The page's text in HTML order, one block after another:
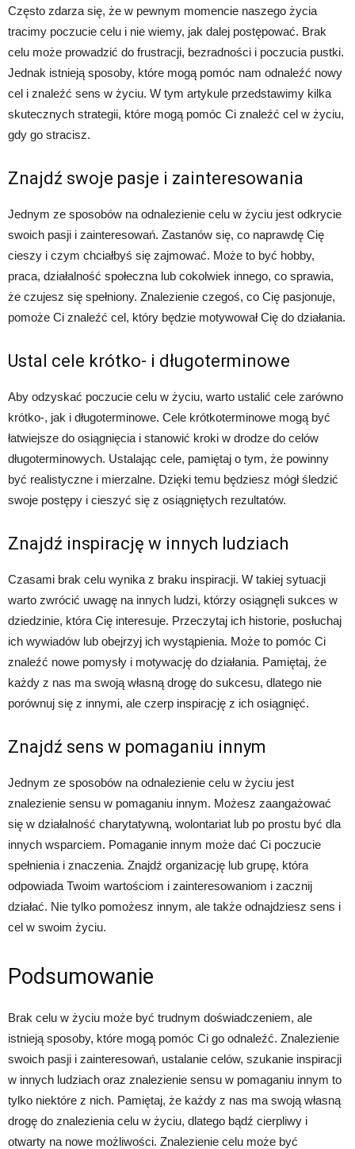
Często zdarza się, że w pewnym momencie naszego życia
tracimy poczucie celu i nie wiemy, jak dalej postępować. Brak
celu może prowadzić do frustracji, bezradności i poczucia pustki.
Jednak istnieją sposoby, które mogą pomóc nam odnaleźć nowy
cel i znaleźć sens w życiu. W tym artykule przedstawimy kilka
skutecznych strategii, które mogą pomóc Ci znaleźć cel w życiu,
gdy go stracisz.
Znajdź swoje pasje i zainteresowania
Jednym ze sposobów na odnalezienie celu w życiu jest odkrycie
swoich pasji i zainteresowań. Zastanów się, co naprawdę Cię
cieszy i czym chciałbyś się zajmować. Może to być hobby,
praca, działalność społeczna lub cokolwiek innego, co sprawia,
że czujesz się spełniony. Znalezienie czegoś, co Cię pasjonuje,
pomoże Ci znaleźć cel, który będzie motywował Cię do działania.
Ustal cele krótko- i długoterminowe
Aby odzyskać poczucie celu w życiu, warto ustalić cele zarówno
krótko-, jak i długoterminowe. Cele krótkoterminowe mogą być
łatwiejsze do osiągnięcia i stanowić kroki w drodze do celów
długoterminowych. Ustalając cele, pamiętaj o tym, że powinny
być realistyczne i mierzalne. Dzięki temu będziesz mógł śledzić
swoje postępy i cieszyć się z osiągniętych rezultatów.
Znajdź inspirację w innych ludziach
Czasami brak celu wynika z braku inspiracji. W takiej sytuacji
warto zwrócić uwagę na innych ludzi, którzy osiągnęli sukces w
dziedzinie, która Cię interesuje. Przeczytaj ich historie, posłuchaj
ich wywiadów lub obejrzyj ich wystąpienia. Może to pomóc Ci
znaleźć nowe pomysły i motywację do działania. Pamiętaj, że
każdy z nas ma swoją własną drogę do sukcesu, dlatego nie
porównuj się z innymi, ale czerp inspirację z ich osiągnięć.
Znajdź sens w pomaganiu innym
Jednym ze sposobów na odnalezienie celu w życiu jest
znalezienie sensu w pomaganiu innym. Możesz zaangażować
się w działalność charytatywną, wolontariat lub po prostu być dla
innych wsparciem. Pomaganie innym może dać Ci poczucie
spełnienia i znaczenia. Znajdź organizację lub grupę, która
odpowiada Twoim wartościom i zainteresowaniom i zacznij
działać. Nie tylko pomożesz innym, ale także odnajdziesz sens i
cel w swoim życiu.
Podsumowanie
Brak celu w życiu może być trudnym doświadczeniem, ale
istnieją sposoby, które mogą pomóc Ci go odnaleźć. Znalezienie
swoich pasji i zainteresowań, ustalanie celów, szukanie inspiracji
w innych ludziach oraz znalezienie sensu w pomaganiu innym to
tylko niektóre z nich. Pamiętaj, że każdy z nas ma swoją własną
drogę do znalezienia celu w życiu, dlatego bądź cierpliwy i
otwarty na nowe możliwości. Znalezienie celu może być